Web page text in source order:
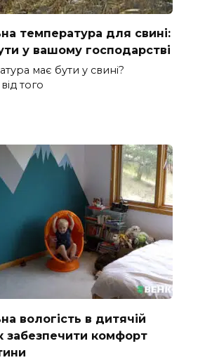
температура для свині:
у вашому господарстві
має бути у свині?
того
вологість в дитячій
забезпечити комфорт